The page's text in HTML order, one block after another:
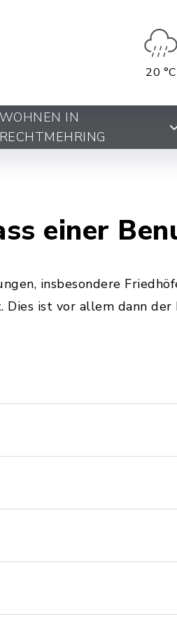
20 °C
WOHNEN IN
RECHTMEHRING
einer
insbesondere
ist vor allem dann